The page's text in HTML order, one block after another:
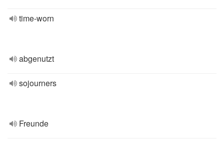
time-worn
abgenutzt
sojourners
Freunde